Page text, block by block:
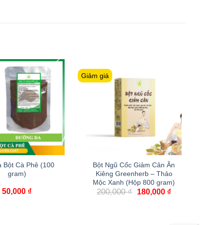
Bột Cà Phê (100
gram)
50,000 ₫
Giảm giá
Bột Ngũ Cốc Giảm Cân Ăn
Kiêng Greenherb – Thảo
Mộc Xanh (Hộp 800 gram)
200,000₫ 180,000 ₫